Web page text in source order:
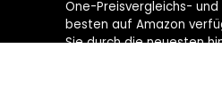
One-Preisvergleichs-
besten auf Amazon
Sie durch die neuesten